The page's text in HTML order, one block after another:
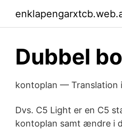
Dubbel
kontoplan — Translation
Dvs. C5 Light er en C5
kontoplan samt ændre i